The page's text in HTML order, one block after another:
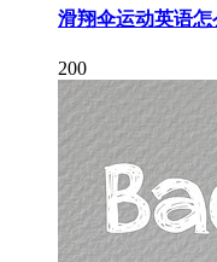
滑翔伞运动英语
200